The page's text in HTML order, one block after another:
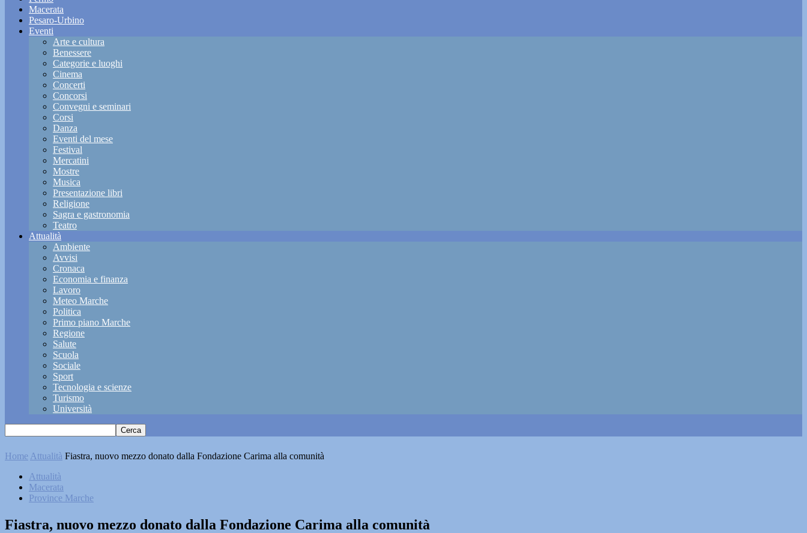
Macerata
Pesaro-Urbino
Eventi
Arte e cultura
Benessere
Categorie e luoghi
Cinema
Concerti
Concorsi
Convegni e seminari
Corsi
Danza
Eventi del mese
Festival
Mercatini
Mostre
Musica
Presentazione libri
Religione
Sagra e gastronomia
Teatro
Attualità
Ambiente
Avvisi
Cronaca
Economia e finanza
Lavoro
Meteo Marche
Politica
Primo piano Marche
Regione
Salute
Scuola
Sociale
Sport
Tecnologia e scienze
Turismo
Università
Home Attualità Fiastra, nuovo mezzo donato dalla Fondazione Carima alla comunità
Attualità
Macerata
Province Marche
Fiastra, nuovo mezzo donato dalla Fondazione Carima alla comunità